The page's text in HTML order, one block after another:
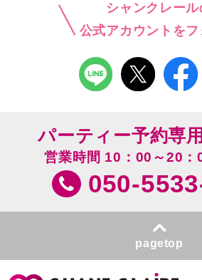
シャンクレール
公式アカウントをフ
パーティー予約専
営業時間 10：00～20：
050-
pagetop